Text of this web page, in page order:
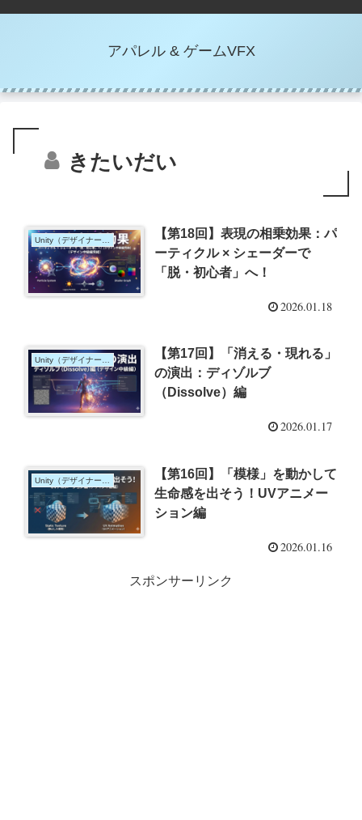
アパレル & ゲームVFX
きたいだい
【第18回】表現の相乗効果：パ
ーティクル × シェーダーで
「脱・初心者」へ！
2026.01.18
【第17回】「消える・現れる」
の演出：ディゾルブ
（Dissolve）編
2026.01.17
【第16回】「模様」を動かして
生命感を出そう！UVアニメー
ション編
2026.01.16
スポンサーリンク